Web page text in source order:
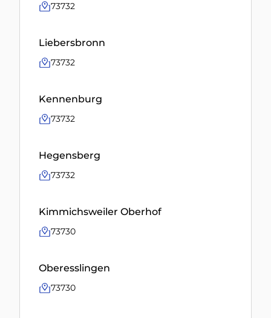
73732
Liebersbronn
73732
Kennenburg
73732
Hegensberg
73732
Kimmichsweiler Oberhof
73730
Oberesslingen
73730